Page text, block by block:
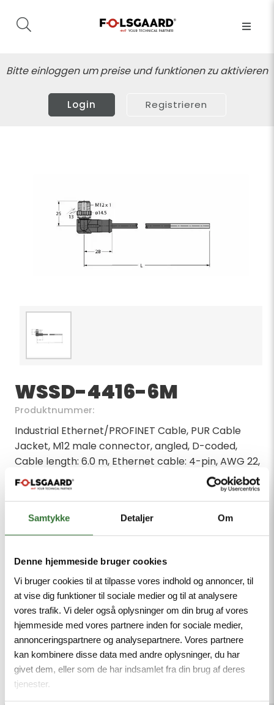
Samtykke Detaljer Om
Denne hjemmeside bruger cookies
Vi bruger cookies til at tilpasse vores indhold og annoncer, til
at vise dig funktioner til sociale medier og til at analysere
vores trafik. Vi deler også oplysninger om din brug af vores
hjemmeside med vores partnere inden for sociale medier,
annonceringspartnere og analysepartnere. Vores partnere
kan kombinere disse data med andre oplysninger, du har
givet dem, eller som de har indsamlet fra din brug af deres
tjenester.
Bitte einloggen um preise und funktionen zu aktivieren
Login Registrieren
WSSD-4416-6M
Produktnummer:
Industrial Ethernet/PROFINET Cable, PUR Cable
Jacket, M12 male connector, angled, D-coded,
Cable length: 6.0 m, Ethernet cable: 4-pin, AWG 22,
CAT 5E, Jacket material: PUR, Jacket color: green,
Shield: Aluminum foil overlapped, tinned copper
chain use, Oil resistant acc. to IEC 60811-2-1 and UL13,
Free from halogen acc. to IEC 60754, Flame-
RoHS-compliant, PNO-compliant, Open end
Mindestbestellmenge: 1
Beschreibung